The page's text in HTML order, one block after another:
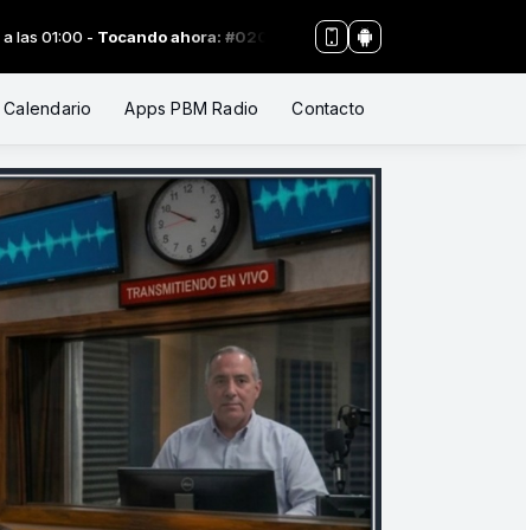
Tocando ahora: #020 ALERTA ADVENTISTA Cisma 2026. La
Calendario Apps PBM Radio Contacto